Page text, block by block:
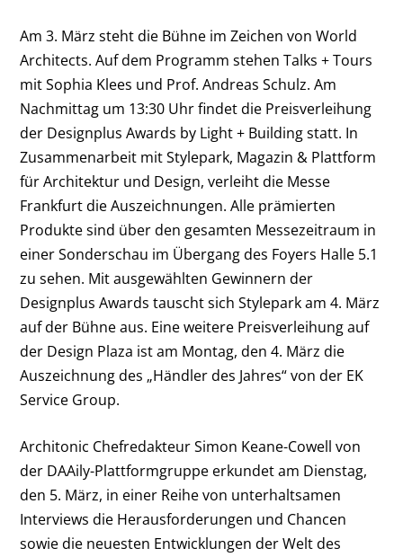
Am 3. März steht die Bühne im Zeichen von World
Architects. Auf dem Programm stehen Talks + Tours
mit Sophia Klees und Prof. Andreas Schulz. Am
Nachmittag um 13:30 Uhr findet die Preisverleihung
der Designplus Awards by Light + Building statt. In
Zusammenarbeit mit Stylepark, Magazin & Plattform
für Architektur und Design, verleiht die Messe
Frankfurt die Auszeichnungen. Alle prämierten
Produkte sind über den gesamten Messezeitraum in
einer Sonderschau im Übergang des Foyers Halle 5.1
zu sehen. Mit ausgewählten Gewinnern der
Designplus Awards tauscht sich Stylepark am 4. März
auf der Bühne aus. Eine weitere Preisverleihung auf
der Design Plaza ist am Montag, den 4. März die
Auszeichnung des „Händler des Jahres“ von der EK
Service Group.
Architonic Chefredakteur Simon Keane-Cowell von
der DAAily-Plattformgruppe erkundet am Dienstag,
den 5. März, in einer Reihe von unterhaltsamen
Interviews die Herausforderungen und Chancen
sowie die neuesten Entwicklungen der Welt des